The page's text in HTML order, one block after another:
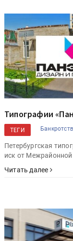
Типографии
ТЕГИ
Петербургская
иск от
Читать далее